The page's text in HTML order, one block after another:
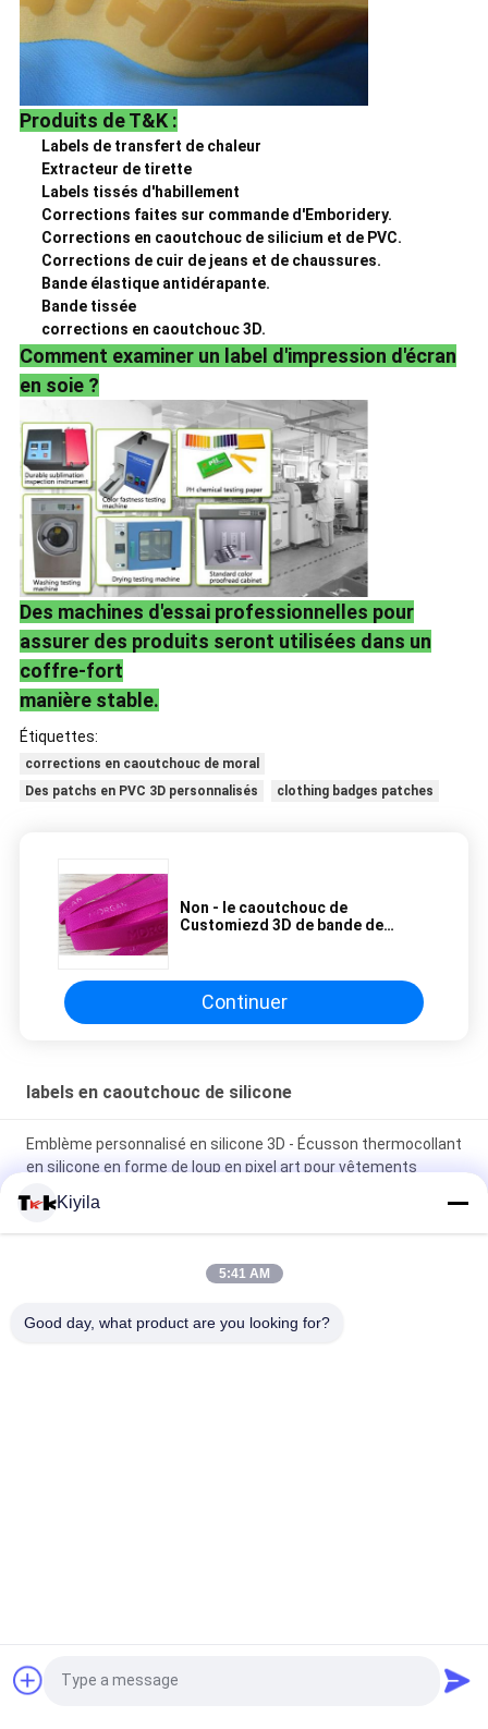
Produits de T&K :
Labels de transfert de chaleur
Extracteur de tirette
Labels tissés d'habillement
Corrections faites sur commande d'Emboridery.
Corrections en caoutchouc de silicium et de PVC.
Corrections de cuir de jeans et de chaussures.
Bande élastique antidérapante.
Bande tissée
corrections en caoutchouc 3D.
Comment examiner un label d'impression d'écran
en soie ?
Des machines d'essai professionnelles pour
assurer des produits seront utilisées dans un
coffre-fort
manière stable.
Étiquettes:
corrections en caoutchouc de moral
Des patchs en PVC 3D personnalisés
clothing badges patches
Non - le caoutchouc de
Customiezd 3D de bande de
Continuer
labels en caoutchouc de silicone
Emblème personnalisé en silicone 3D - Écusson thermocollant
en silicone en forme de loup en pixel art pour vêtements
Badges en silicone en gros sur mesure - Patches animés pour
animaux/logo de marque pour décoration de chapeau de sac à
biodégradable
Labels Tissés
D'habillement
Demandez un devis
Kiyila
5:41 AM
Good day, what product are you looking for?